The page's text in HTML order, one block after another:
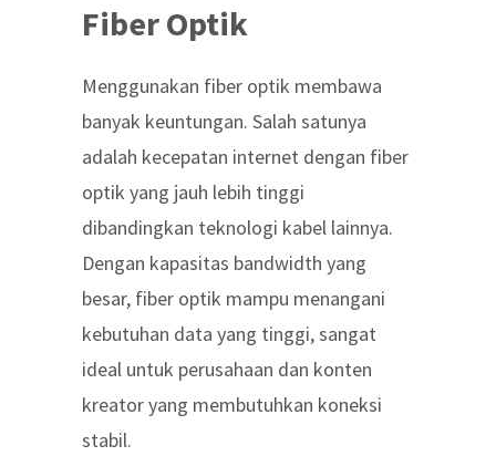
Fiber Optik
Menggunakan fiber optik membawa
banyak keuntungan. Salah satunya
adalah kecepatan internet dengan fiber
optik yang jauh lebih tinggi
dibandingkan teknologi kabel lainnya.
Dengan kapasitas bandwidth yang
besar, fiber optik mampu menangani
kebutuhan data yang tinggi, sangat
ideal untuk perusahaan dan konten
kreator yang membutuhkan koneksi
stabil.